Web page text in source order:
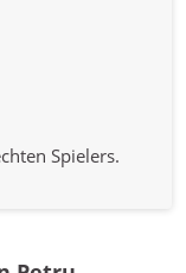
Spielers.